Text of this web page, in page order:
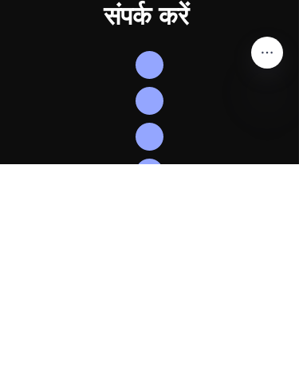
संपर्क करें